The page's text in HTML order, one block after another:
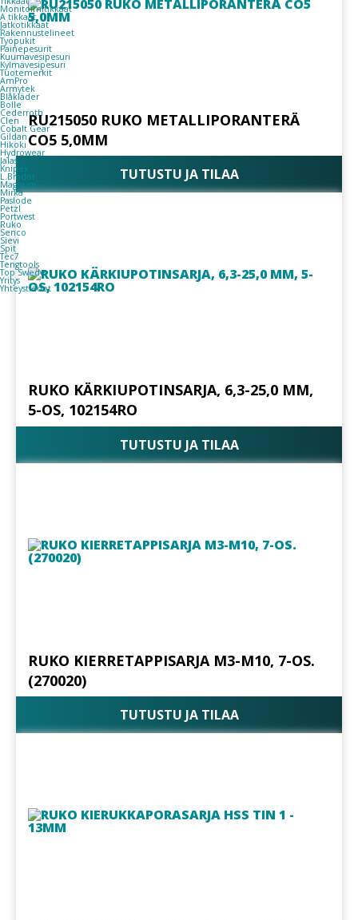
Monitoimitikkaat
A tikkaat
Jatkotikkaat
Rakennustelineet
Työpukit
Painepesurit
Kuumavesipesuri
Kylmävesipesuri
Tuotemerkit
AmPro
Armytek
Blåkläder
Bolle
Cederroth
Clen
Cobalt Gear
Gildan
Hikoki
Hydrowear
Jalas
Knipex
L.Brador
Magnum
Mirka
Paslode
Petzl
Portwest
Ruko
Senco
Sievi
Spit
Tec7
Tengtools
Top Swede
Yritys
Yhteystiedot
RU215050 RUKO METALLIPORANTERÄ
CO5 5,0MM
TUTUSTU JA TILAA
RUKO KÄRKIUPOTINSARJA, 6,3-25,0 MM,
5-OS, 102154RO
TUTUSTU JA TILAA
RUKO KIERRETAPPISARJA M3-M10, 7-OS.
(270020)
TUTUSTU JA TILAA